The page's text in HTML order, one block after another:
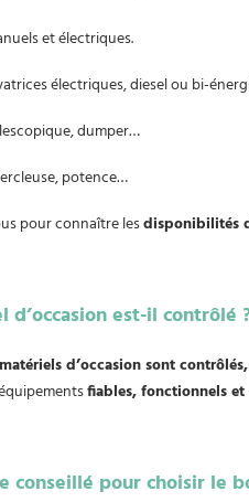
et électriques.
électriques, diesel ou bi-
dumper…
potence…
pour connaître lesdisponibilités
d’occasion est-il contrôlé
matériels d’occasion sont
fiables, fonctionnels et
conseillé pour choisir le